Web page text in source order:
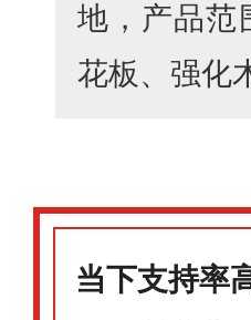
地，产品范
花板、强化
当下支持率